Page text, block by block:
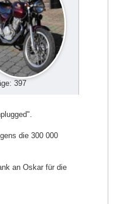
397
die 300 000
an Oskar für die